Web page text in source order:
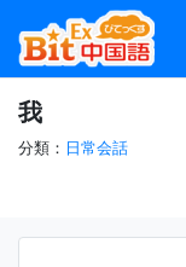
我
分類： 日常会話